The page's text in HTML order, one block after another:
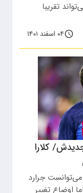
تقریبا
۰۴ اسفند ۱۴۰۱
کلارا
جرارد
اوضاع تغییر